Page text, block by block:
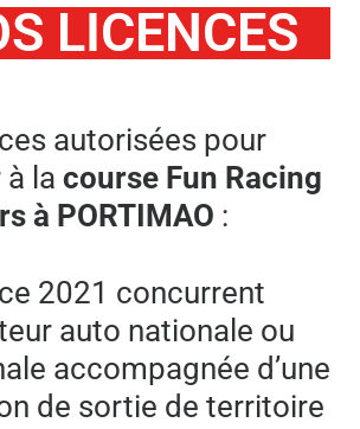
LICENCES
autorisées pour
la course Fun Racing
à PORTIMAO :
2021 concurrent
auto nationale ou
accompagnée d’une
de sortie de territoire